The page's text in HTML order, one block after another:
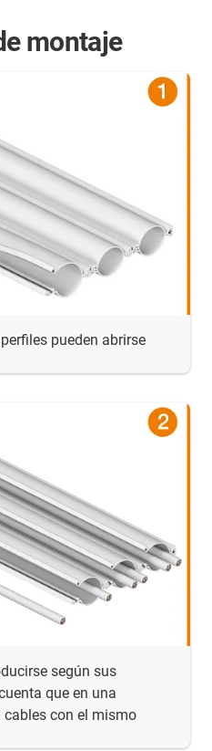
montaje
pueden abrirse
según sus
que en una
con el mismo